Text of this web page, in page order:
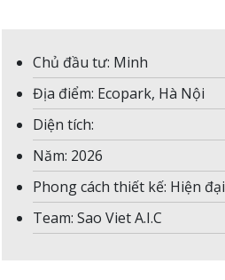
Chủ đầu tư: Minh
Địa điểm: Ecopark, Hà Nội
Diện tích:
Năm: 2026
Phong cách thiết kế: Hiện đại
Team: Sao Viet A.I.C